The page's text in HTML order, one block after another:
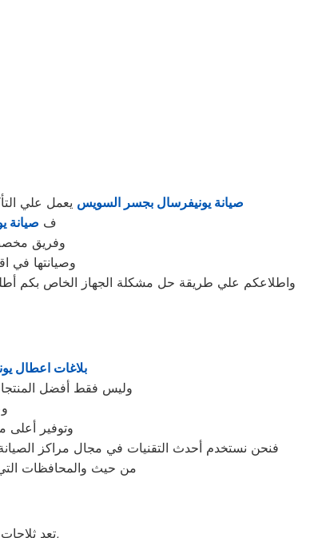
صيانة يونيفرسال بجسر السويس يعمل علي
ف صيانة
وفريق مخصص للرد علي
وصيانتها في
واطلاعكم علي طريقة حل مشكلة الجهاز الخاص بكم
بلاغات اعطال
وليس فقط أفضل
وتوفير أعلى
فنحن نستخدم أحدث التقنيات في مجال مراكز
من حيث والمحافظات التي
تعد ثلاجات يونيفرسال هي أهم الأجهزة الكهربائية التي توفرها الشركة و أكثرها مبيعاً بين بقية المنتجات الأخرى,